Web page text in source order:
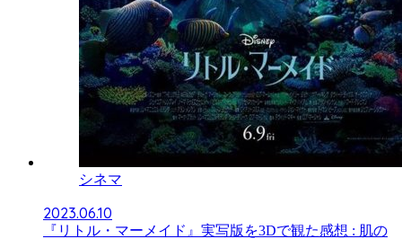
シネマ
2023.06.10
『リトル・マーメイド』実写版を3Dで観た感想 : 肌の